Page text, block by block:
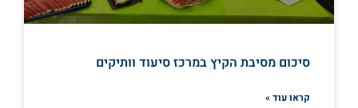
סיכום מסיבת הקיץ במרכז סיעוד וותיקים
קראו עוד »